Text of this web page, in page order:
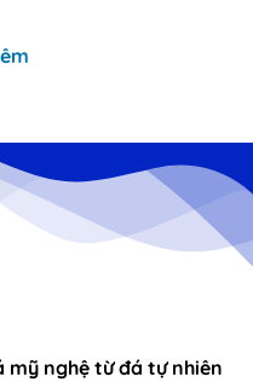
mỹ nghệ từ đá tự nhiên